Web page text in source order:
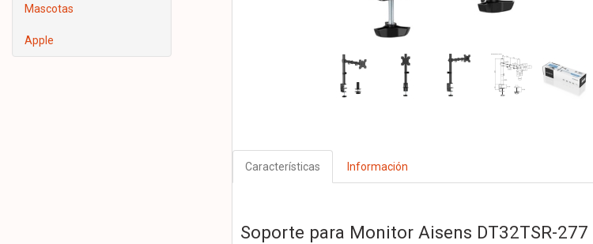
Mascotas
Apple
Características Información
Soporte para Monitor Aisens DT32TSR-277